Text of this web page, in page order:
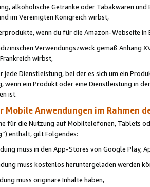
alkoholische Getränke oder Tabakwaren
im Vereinigten Königreich wirbst,
wenn du für die Amazon-Webseite in
Verwendungszweck gemäß Anhang
wirbst,
Dienstleistung, bei der es sich um ein
wenn ein Produkt oder eine Dienstleistung in
ist.
Mobile Anwendungen im Rahmen
für die Nutzung auf Mobiltelefonen, Tablets
“) enthält, gilt Folgendes:
muss in den App-Stores von Google Play,
muss kostenlos heruntergeladen werden
muss originäre Inhalte haben,